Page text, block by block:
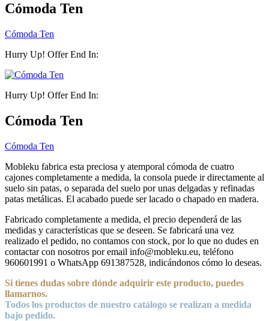
Cómoda Ten
Cómoda Ten
Hurry Up! Offer End In:
Hurry Up! Offer End In:
Cómoda Ten
Cómoda Ten
Mobleku fabrica esta preciosa y atemporal cómoda de cuatro
cajones completamente a medida, la consola puede ir directamente al
suelo sin patas, o separada del suelo por unas delgadas y refinadas
patas metálicas. El acabado puede ser lacado o chapado en madera.
Fabricado completamente a medida, el precio dependerá de las
medidas y características que se deseen. Se fabricará una vez
realizado el pedido, no contamos con stock, por lo que no dudes en
contactar con nosotros por email info@mobleku.eu, teléfono
960601991 o WhatsApp 691387528, indicándonos cómo lo deseas.
Si tienes dudas sobre dónde adquirir este producto, puedes
llamarnos.
Todos los productos de nuestro catálogo se realizan a medida
bajo pedido.